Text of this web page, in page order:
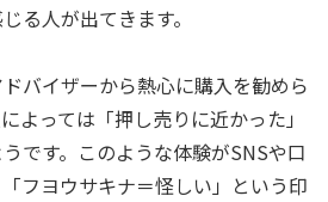
る人が出てきます。
バイザーから熱心に購入を勧めら
よっては「押し売りに近かった」
です。このような体験がSNSや口
フヨウサキナ＝怪しい」という印